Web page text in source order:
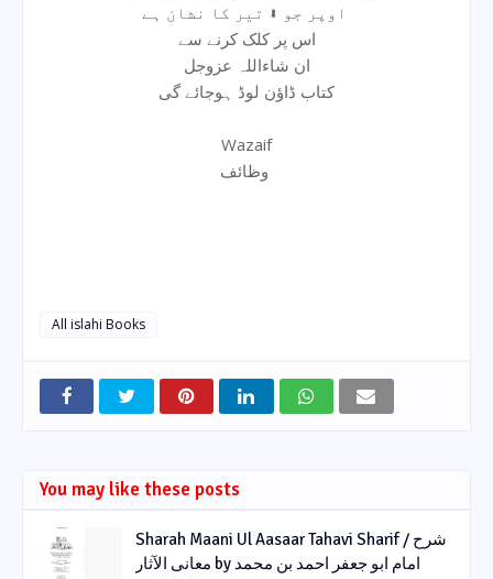
اس پر کلک کرنے سے
ان شاءاللہ عزوجل
کتاب ڈاؤن لوڈ ہوجائے گی
Wazaif
All islahi Books
You may like these posts
Sharah Maani Ul Aasaar Tahavi Sharif / شرح
معانی الآثار by امام ابو جعفر احمد بن محمد